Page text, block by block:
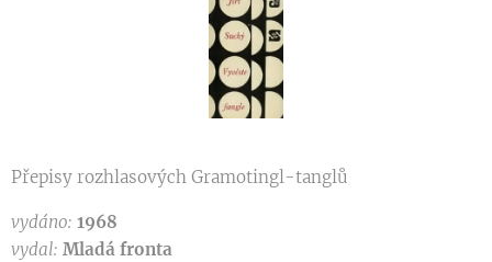
Přepisy rozhlasových Gramotingl-tanglů
vydáno: 1968
vydal: Mladá fronta